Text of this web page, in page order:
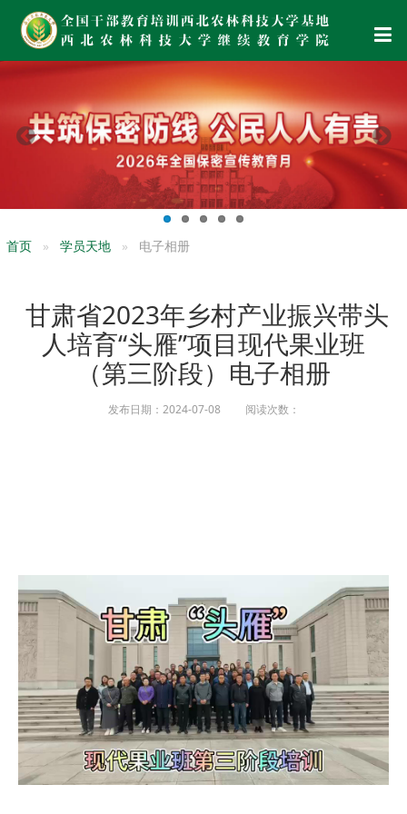
首页 学员天地 电子相册
甘肃省2023年乡村产业振兴带头
人培育“头雁”项目现代果业班
（第三阶段）电子相册
发布日期：2024-07-08 阅读次数：